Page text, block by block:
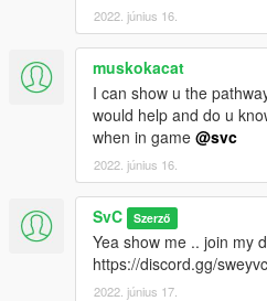
2022. június 16.
muskokacat
I can show u the
would help and do u
when in game @svc
2022. június 16.
SvC Szerző
Yea show me .. join my
https://discord.gg/
2022. június 17.